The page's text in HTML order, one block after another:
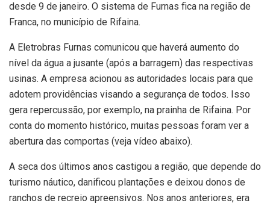
desde 9 de janeiro. O sistema de Furnas fica na região de
Franca, no município de Rifaina.
A Eletrobras Furnas comunicou que haverá aumento do
nível da água a jusante (após a barragem) das respectivas
usinas. A empresa acionou as autoridades locais para que
adotem providências visando a segurança de todos. Isso
gera repercussão, por exemplo, na prainha de Rifaina. Por
conta do momento histórico, muitas pessoas foram ver a
abertura das comportas (veja vídeo abaixo).
A seca dos últimos anos castigou a região, que depende do
turismo náutico, danificou plantações e deixou donos de
ranchos de recreio apreensivos. Nos anos anteriores, era